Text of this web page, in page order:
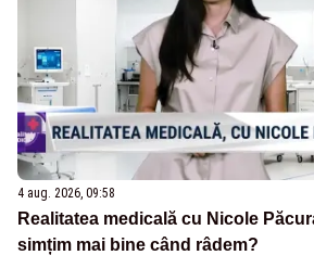
4 aug. 2026, 09:58
Realitatea medicală cu Nicole
simțim mai bine când râdem?